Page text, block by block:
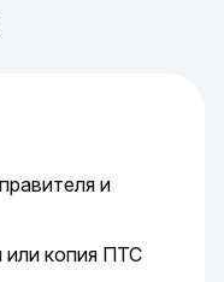
и
или копия ПТС